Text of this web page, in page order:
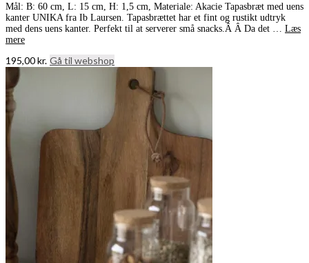
Mål: B: 60 cm, L: 15 cm, H: 1,5 cm, Materiale: Akacie Tapasbræt med uens
kanter UNIKA fra Ib Laursen. Tapasbrættet har et fint og rustikt udtryk
med dens uens kanter. Perfekt til at serverer små snacks.Â Â Da det … Læs
mere
195,00kr. Gå til webshop